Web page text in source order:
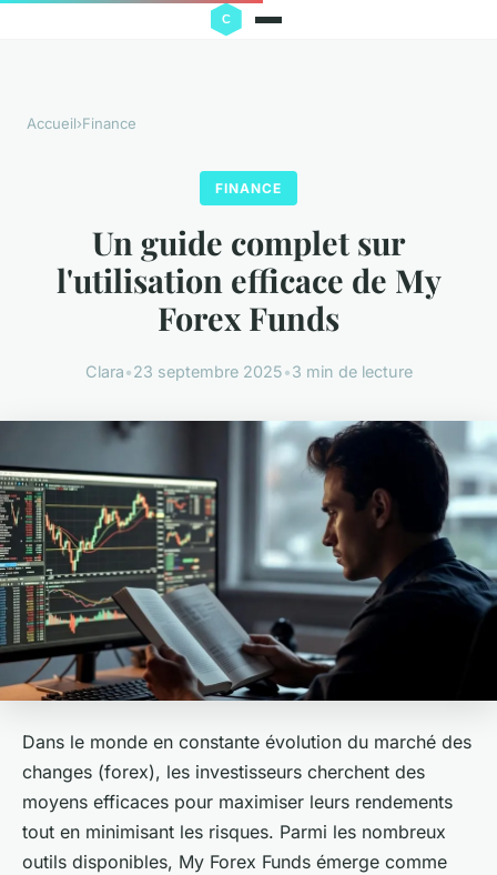
Accueil›Finance
FINANCE
Un guide complet sur
l'utilisation efficace de My
Forex Funds
Clara•23 septembre 2025•3 min de lecture
Dans le monde en constante évolution du marché des
changes (forex), les investisseurs cherchent des
moyens efficaces pour maximiser leurs rendements
tout en minimisant les risques. Parmi les nombreux
outils disponibles, My Forex Funds émerge comme